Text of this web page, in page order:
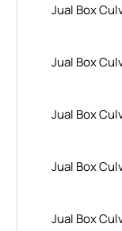
Jual Box
Jual Box
Jual Box
Jual Box
Jual Box